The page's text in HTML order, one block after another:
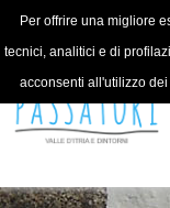
Per offrire una migliore
tecnici, analitici e di
acconsenti all'utilizzo